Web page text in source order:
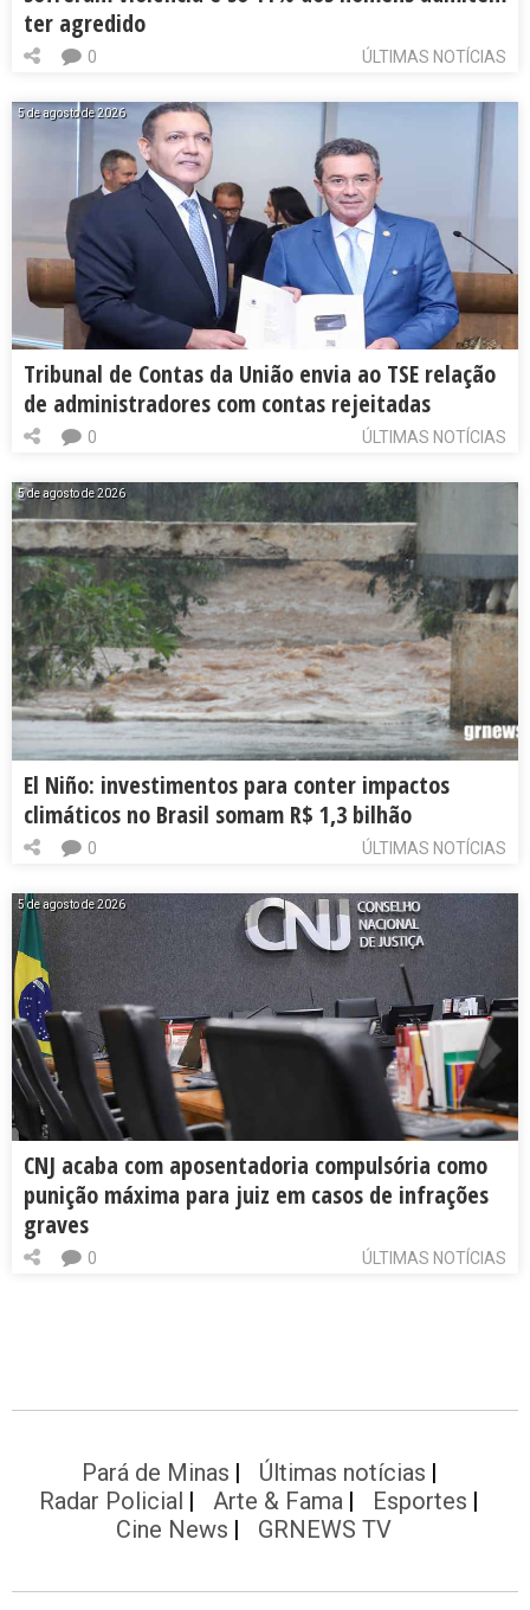
ter agredido
ÚLTIMAS NOTÍCIAS
0
5 de agosto de 2026
Tribunal de Contas da União envia ao TSE relação
de administradores com contas rejeitadas
ÚLTIMAS NOTÍCIAS
0
5 de agosto de 2026
El Niño: investimentos para conter impactos
climáticos no Brasil somam R$ 1,3 bilhão
ÚLTIMAS NOTÍCIAS
0
5 de agosto de 2026
CNJ acaba com aposentadoria compulsória como
punição máxima para juiz em casos de infrações
graves
ÚLTIMAS NOTÍCIAS
0
Pará de Minas
Últimas notícias
Radar Policial
Arte & Fama
Esportes
Cine News
GRNEWS TV